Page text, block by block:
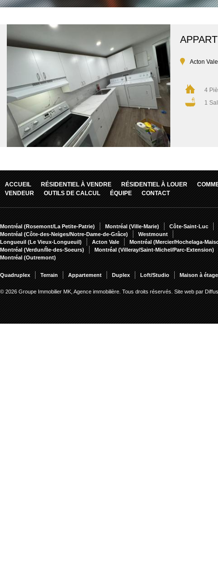
Acton Vale
4
1
ACCUEIL RÉSIDENTIEL À VENDRE RÉSIDENTIEL À LOUER
VENDEUR
OUTILS DE CALCUL ÉQUIPE CONTACT
Montréal (Rosemont/La Petite-Patrie) Montréal (Ville-Marie)
Côte-Saint-Luc
Montréal (Côte-des-Neiges/Notre-Dame-de-Grâce)
Westmount
Longueuil (Le Vieux-Longueuil)
Acton Vale
Montréal (Mercier/Hochelaga-
Montréal (Verdun/Île-des-Soeurs)
Montréal (Villeray/Saint-Michel/Parc-Extension)
Montréal (Outremont)
Quadruplex Terrain Appartement Duplex Loft/Studio Maison à
© 2026 Groupe Immobilier MK, Agence immobilière. Tous droits réservés. Site web par